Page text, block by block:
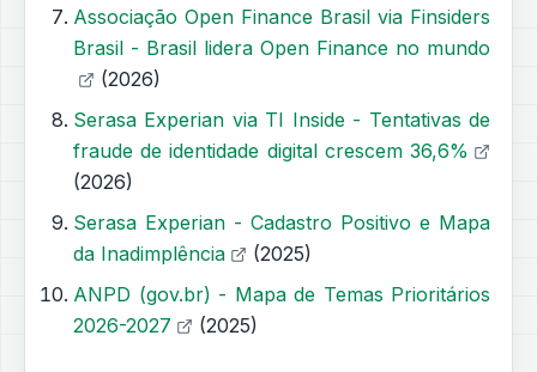
Associação Open Finance Brasil via Finsiders
Brasil - Brasil lidera Open Finance no mundo
(2026)
Serasa Experian via TI Inside - Tentativas de
fraude de identidade digital crescem 36,6%
(2026)
Serasa Experian - Cadastro Positivo e Mapa
da Inadimplência
(2025)
ANPD (gov.br) - Mapa de Temas Prioritários
2026-2027
(2025)